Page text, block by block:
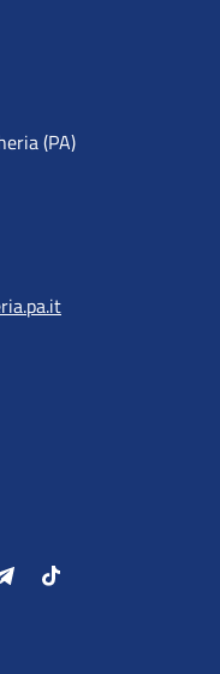
(PA)
TelegramTiktok